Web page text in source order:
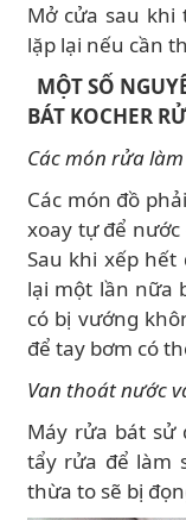
Mở cửa sau
lặp lại nếu cần
MỘT SỐ
BÁT KOCHER
Các món rửa
Các món đồ
xoay tự để
Sau khi xếp
lại một lần nữa
có bị vướng
để tay bơm có
Van thoát nước
Máy rửa bát sử
tẩy rửa để làm
thừa to sẽ bị